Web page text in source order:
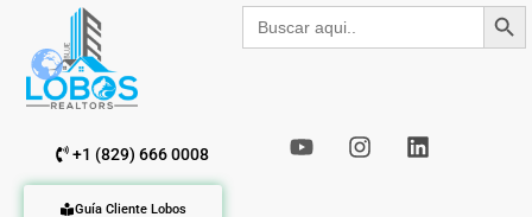
Buscar: Botón de
+1 (829) 666 0008
Guía Cliente Lobos